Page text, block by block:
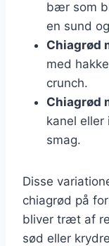
bær som
en sund
Chiagrød
med
crunch.
Chiagrød
kanel
smag.
Disse
chiagrød på
bliver træt af
sød eller